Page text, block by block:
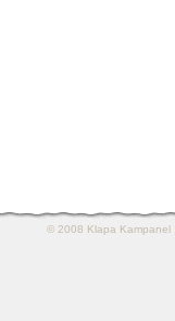
© 2008 Klapa Kampanel